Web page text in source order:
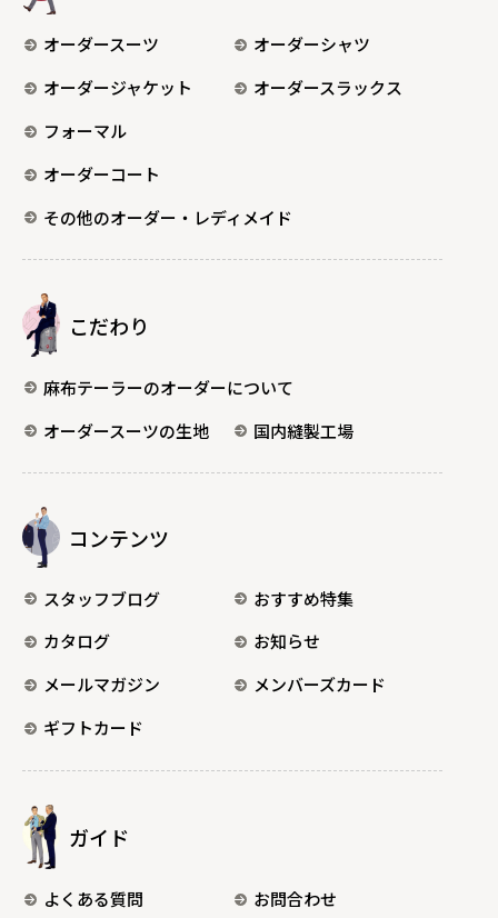
オーダースーツ
オーダーシャツ
オーダージャケット
オーダースラックス
フォーマル
オーダーコート
その他のオーダー・レディメイド
こだわり
麻布テーラーのオーダーについて
オーダースーツの生地
国内縫製工場
コンテンツ
スタッフブログ
おすすめ特集
カタログ
お知らせ
メールマガジン
メンバーズカード
ギフトカード
ガイド
よくある質問 お問合わせ